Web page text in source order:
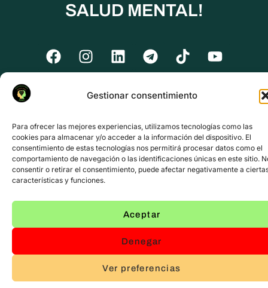
Gestionar consentimiento
Para ofrecer las mejores experiencias, utilizamos tecnologías como las
cookies para almacenar y/o acceder a la información del dispositivo. El
consentimiento de estas tecnologías nos permitirá procesar datos como el
comportamiento de navegación o las identificaciones únicas en este sitio.
consentir o retirar el consentimiento, puede afectar negativamente a
características y funciones.
Aceptar
Denegar
Ver preferencias
SALUD MENTAL!